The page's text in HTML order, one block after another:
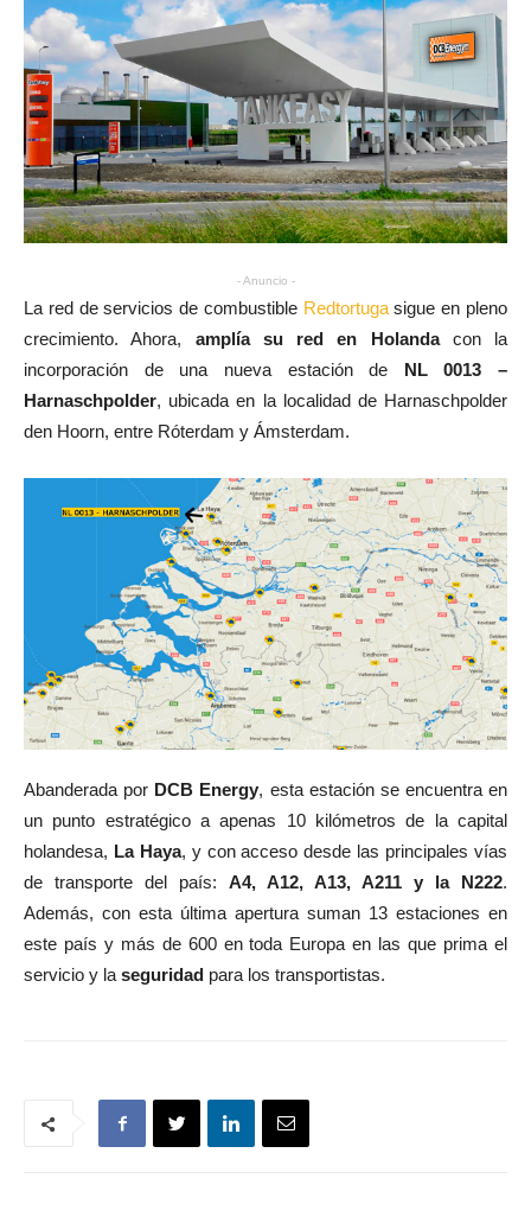
- Anuncio -
La red de servicios de combustible Redtortugasigue en pleno
crecimiento. Ahora, amplía su red en Holandacon la
incorporación de una nueva estación de NL 0013 –
Harnaschpolder, ubicada en la localidad de Harnaschpolder
den Hoorn, entre Róterdam y Ámsterdam.
Abanderada por DCB Energy, esta estación se encuentra en
un punto estratégico a apenas 10 kilómetros de la capital
holandesa, La Haya, y con acceso desde las principales vías
de transporte del país: A4, A12, A13, A211 y la N222.
Además, con esta última apertura suman 13 estaciones en
este país y más de 600 en toda Europa en las que prima el
servicio y la seguridad para los transportistas.